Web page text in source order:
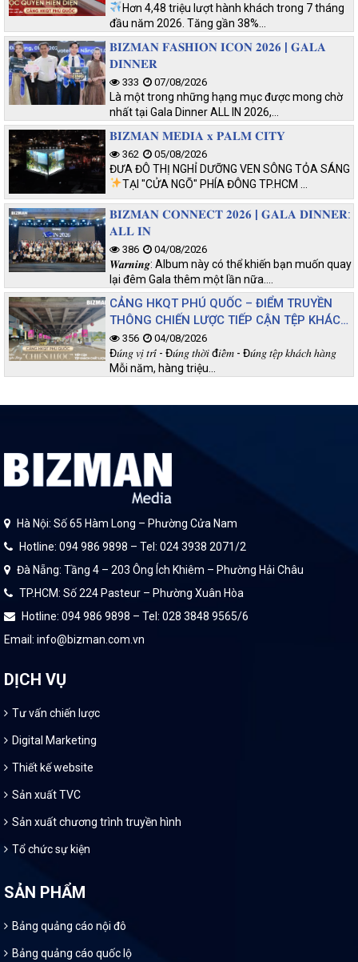
Hơn 4,48 triệu lượt hành khách trong 7 tháng
đầu năm 2026. Tăng gần 38%…
𝐁𝐈𝐙𝐌𝐀𝐍 𝐅𝐀𝐒𝐇𝐈𝐎𝐍 𝐈𝐂𝐎𝐍 𝟐𝟎𝟐𝟔 | 𝐆𝐀𝐋𝐀
𝐃𝐈𝐍𝐍𝐄𝐑
333 07/08/2026
Là một trong những hạng mục được mong chờ
nhất tại Gala Dinner ALL IN 2026,…
𝐁𝐈𝐙𝐌𝐀𝐍 𝐌𝐄𝐃𝐈𝐀 𝐱 𝐏𝐀𝐋𝐌 𝐂𝐈𝐓𝐘
362 05/08/2026
ĐƯA ĐÔ THỊ NGHỈ DƯỠNG VEN SÔNG TỎA SÁNG
TẠI "CỬA NGÕ" PHÍA ĐÔNG TP.HCM
𝐁𝐈𝐙𝐌𝐀𝐍 𝐂𝐎𝐍𝐍𝐄𝐂𝐓 𝟐𝟎𝟐𝟔 | 𝐆𝐀𝐋𝐀 𝐃𝐈𝐍𝐍𝐄𝐑:
𝐀𝐋𝐋 𝐈𝐍
386 04/08/2026
𝑾𝒂𝒓𝒏𝒊𝒏𝒈: Album này có thể khiến bạn muốn quay
lại đêm Gala thêm một lần nữa.…
CẢNG HKQT PHÚ QUỐC – ĐIỂM TRUYỀN
THÔNG CHIẾN LƯỢC TIẾP CẬN TỆP KHÁCH
CHẤT LƯỢNG
356 04/08/2026
Đ𝑢́𝑛𝑔 𝑣𝑖̣ 𝑡𝑟𝑖́ - Đ𝑢́𝑛𝑔 𝑡ℎ𝑜̛̀𝑖 đ𝑖𝑒̂̉𝑚 - Đ𝑢́𝑛𝑔 𝑡𝑒̣̂𝑝 𝑘ℎ𝑎́𝑐ℎ ℎ𝑎̀𝑛𝑔
Mỗi năm, hàng triệu…
Hà Nội: Số 65 Hàm Long – Phường Cửa Nam
Hotline: 094 986 9898 – Tel: 024 3938 2071/2
Đà Nẵng: Tầng 4 – 203 Ông Ích Khiêm – Phường Hải Châu
TP.HCM: Số 224 Pasteur – Phường Xuân Hòa
Hotline: 094 986 9898 – Tel: 028 3848 9565/6
Email: info@bizman.com.vn
DỊCH VỤ
Tư vấn chiến lược
Digital Marketing
Thiết kế website
Sản xuất TVC
Sản xuất chương trình truyền hình
Tổ chức sự kiện
SẢN PHẨM
Bảng quảng cáo nội đô
Bảng quảng cáo quốc lộ